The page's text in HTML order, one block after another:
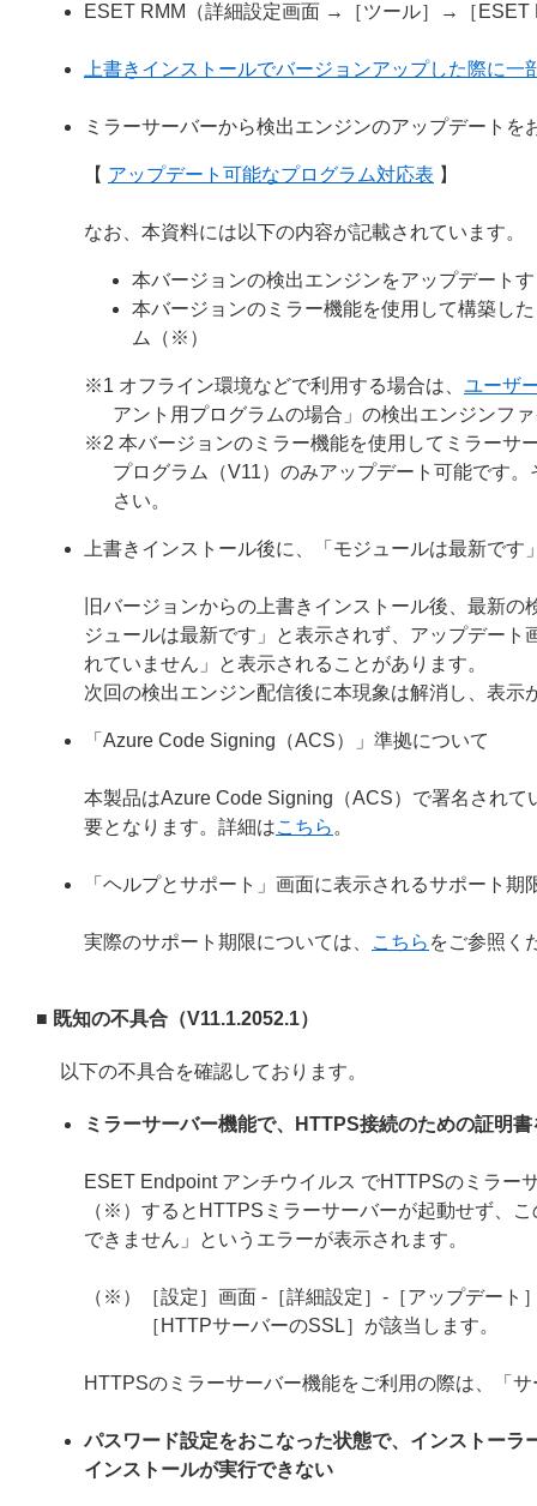
ESET RMM（詳細設定画面 →［ツール］→［ESET
上書きインストールでバージョンアップした際に一
ミラーサーバーから検出エンジンのアップデート
【 アップデート可能なプログラム対応表 】
なお、本資料には以下の内容が記載されています。
本バージョンの検出エンジンをアップデート
本バージョンのミラー機能を使用して構築し
ム（※）
※1 オフライン環境などで利用する場合は、 ユーザ
アント用プログラムの場合」の検出エンジンフ
※2 本バージョンのミラー機能を使用してミラーサ
プログラム（V11）のみアップデート可能です
さい。
上書きインストール後に、「モジュールは最新です
旧バージョンからの上書きインストール後、最新
ジュールは最新です」と表示されず、アップデー
れていません」と表示されることがあります。
次回の検出エンジン配信後に本現象は解消し、表示
「Azure Code Signing（ACS）」準拠について
本製品はAzure Code Signing（ACS）で署名され
要となります。詳細はこちら 。
「ヘルプとサポート」画面に表示されるサポート
実際のサポート期限については、 こちら をご参照く
■ 既知の不具合（V11.1.2052.1）
以下の不具合を確認しております。
ミラーサーバー機能で、HTTPS接続のための証明
ESET Endpoint アンチウイルス でHTTPSのミラー
（※）するとHTTPSミラーサーバーが起動せず、
できません」というエラーが表示されます。
（※）［設定］画面 -［詳細設定］-［アップデー
［HTTPサーバーのSSL］が該当します。
HTTPSのミラーサーバー機能をご利用の際は、「
パスワード設定をおこなった状態で、インストー
インストールが実行できない